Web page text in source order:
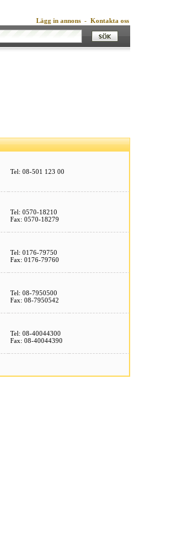
Lägg in annons - Kontakta oss
Tel: 08-501 123 00
Tel: 0570-18210
Fax: 0570-18279
Tel: 0176-79750
Fax: 0176-79760
Tel: 08-7950500
Fax: 08-7950542
Tel: 08-40044300
Fax: 08-40044390